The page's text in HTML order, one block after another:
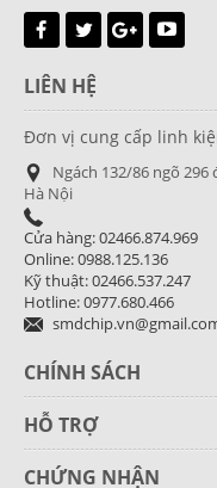
LIÊN HỆ
Đơn vị cung cấp linh
Ngách 132/86 ngõ 296
Hà Nội
Cửa hàng: 02466.874.969
Online: 0988.125.136
Kỹ thuật: 02466.537.247
Hotline: 0977.680.466
CHÍNH SÁCH
HỖ TRỢ
CHỨNG NHẬN